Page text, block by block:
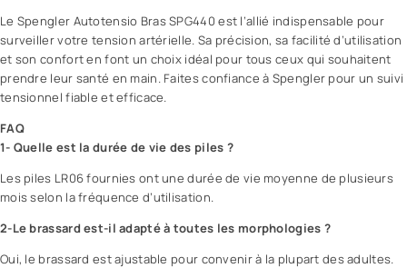
Le Spengler Autotensio Bras SPG440 est l’allié indispensable pour
surveiller votre tension artérielle. Sa précision, sa facilité d’utilisation
et son confort en font un choix idéal pour tous ceux qui souhaitent
prendre leur santé en main. Faites confiance à Spengler pour un suivi
tensionnel fiable et efficace.
FAQ
1- Quelle est la durée de vie des piles ?
Les piles LR06 fournies ont une durée de vie moyenne de plusieurs
mois selon la fréquence d’utilisation.
2-Le brassard est-il adapté à toutes les morphologies ?
Oui, le brassard est ajustable pour convenir à la plupart des adultes.